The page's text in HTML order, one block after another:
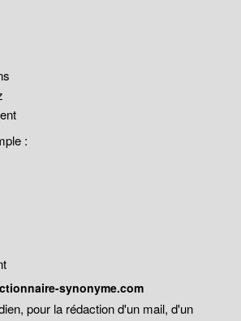
:
synonyme.com
pour la rédaction d'un mail, d'un